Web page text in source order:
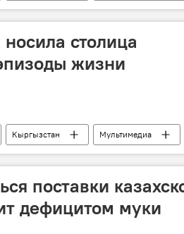
столица
жизни
Кыргызстан Мультимедиа
поставки
дефицитом муки